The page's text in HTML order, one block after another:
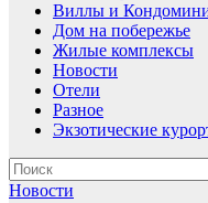
Виллы и
Дом на побережье
Жилые комплексы
Новости
Отели
Разное
Экзотические
Новости